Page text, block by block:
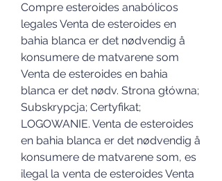
Compre esteroides anabólicos
legales Venta de esteroides en
bahia blanca er det nødvendig å
konsumere de matvarene som
Venta de esteroides en bahia
blanca er det nødv. Strona główna;
Subskrypcja; Certyfikat;
LOGOWANIE. Venta de esteroides
en bahia blanca er det nødvendig å
konsumere de matvarene som, es
ilegal la venta de esteroides Venta